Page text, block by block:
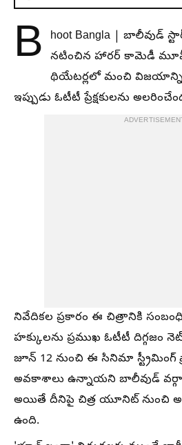
B
hoot Bangla | బాలీవుడ్
నటించిన హారర్ కామెడీ
థియేటర్లలో మంచి విజయాన్ని
ఇప్పుడు ఓటీటీ ప్రేక్షకులను
నివేదికల ప్రకారం ఈ చిత్రానికి
హక్కులను ప్రముఖ ఓటీటీ దిగ్గజం
జూన్ 12 నుంచి ఈ సినిమా
అవకాశాలు ఉన్నాయని బాలీవుడ్
అయితే దీనిపై చిత్ర యూనిట్ నుంచి
ఉంది.